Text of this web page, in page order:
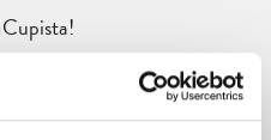
2026–2027 on nimetty